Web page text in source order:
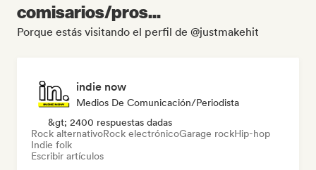
comisarios/pros...
Porque estás visitando el perfil de @justmakehit
indie now
Medios De Comunicación/Periodista
&gt; 2400 respuestas dadas
Rock alternativoRock electrónicoGarage rockHip-hop
Indie folk
Escribir artículos